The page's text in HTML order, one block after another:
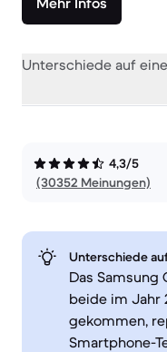
Unterschiede auf
4,3/5
(30352 Meinungen)
Unterschiede
Das Samsung
beide im Jahr
gekommen,
Smartphone-